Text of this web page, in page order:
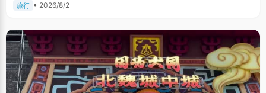
旅行 • 2026/8/2